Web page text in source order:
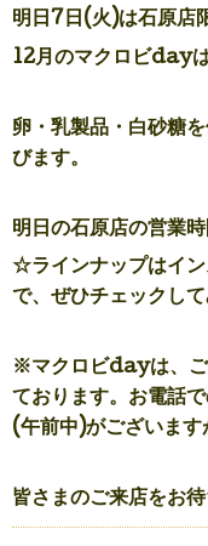
明日7日(火)は石原店
12月のマクロビday
卵・乳製品・白砂糖
びます。
明日の石原店の営業
☆ラインナップはイン
で、ぜひチェックし
※マクロビdayは、
ております。 お電話
(午前中)がございます
皆さまのご来店をお